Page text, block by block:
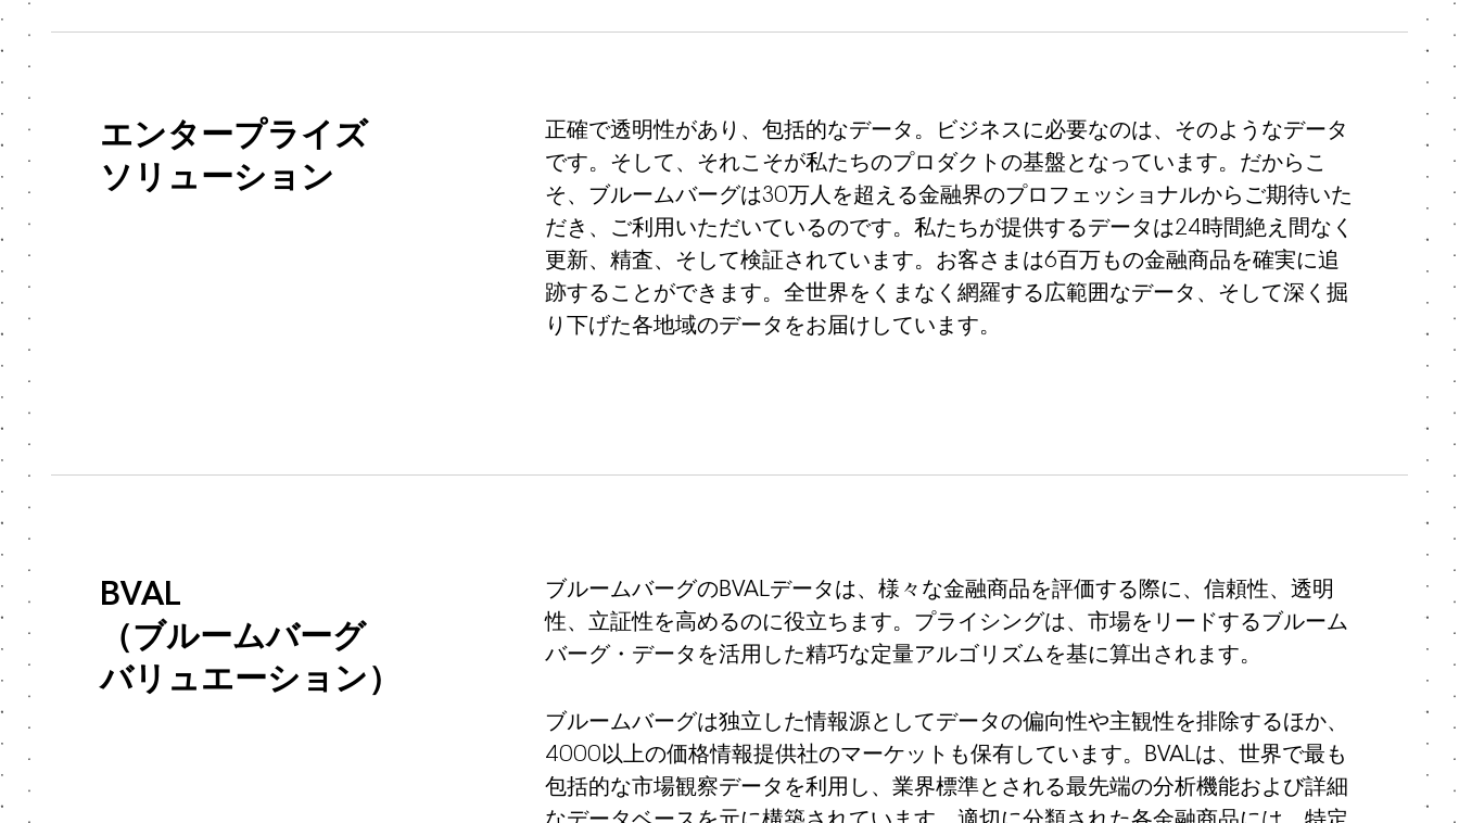
エンタープライズ
ソリューション
正確で透明性があり、包括的なデータ。ビジネスに必要なのは、そのようなデータ
です。そして、それこそが私たちのプロダクトの基盤となっています。だからこ
そ、ブルームバーグは30万人を超える金融界のプロフェッショナルからご期待いた
だき、ご利用いただいているのです。私たちが提供するデータは24時間絶え間なく
更新、精査、そして検証されています。お客さまは6百万もの金融商品を確実に追
跡することができます。全世界をくまなく網羅する広範囲なデータ、そして深く掘
り下げた各地域のデータをお届けしています。
BVAL
（ブルームバーグ
バリュエーション）
ブルームバーグのBVALデータは、様々な金融商品を評価する際に、信頼性、透明
性、立証性を高めるのに役立ちます。プライシングは、市場をリードするブルーム
バーグ・データを活用した精巧な定量アルゴリズムを基に算出されます。
ブルームバーグは独立した情報源としてデータの偏向性や主観性を排除するほか、
4000以上の価格情報提供社のマーケットも保有しています。BVALは、世界で最も
包括的な市場観察データを利用し、業界標準とされる最先端の分析機能および詳細